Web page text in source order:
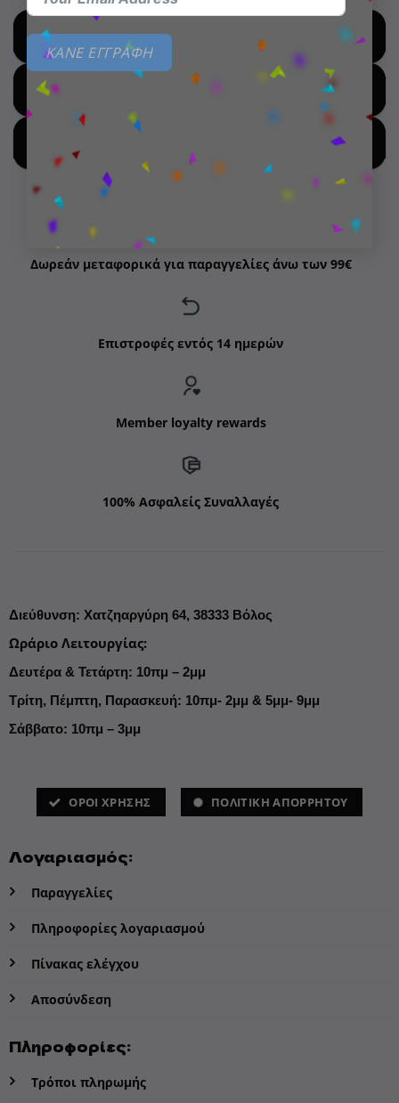
ΚΑΝΕ ΕΓΓΡΑΦΗ
SHOP BY BRANDS
SHOP FOR HOT DEALS
Δωρεάν μεταφορικά για παραγγελίες άνω των 99€
Επιστροφές εντός 14 ημερών
Member loyalty rewards
100% Ασφαλείς Συναλλαγές
Διεύθυνση: Χατζηαργύρη 64, 38333 Βόλος
Ωράριο Λειτουργίας:
Δευτέρα & Τετάρτη: 10πμ – 2μμ
Τρίτη, Πέμπτη, Παρασκευή: 10πμ- 2μμ & 5μμ- 9μμ
Σάββατο: 10πμ – 3μμ
ΌΡΟΙ ΧΡΗΣΗΣ ΠΟΛΙΤΙΚΗ ΑΠΟΡΡΗΤΟΥ
Λογαριασμός:
Παραγγελίες
Πληροφορίες λογαριασμού
Πίνακας ελέγχου
Αποσύνδεση
Πληροφορίες:
Τρόποι πληρωμής